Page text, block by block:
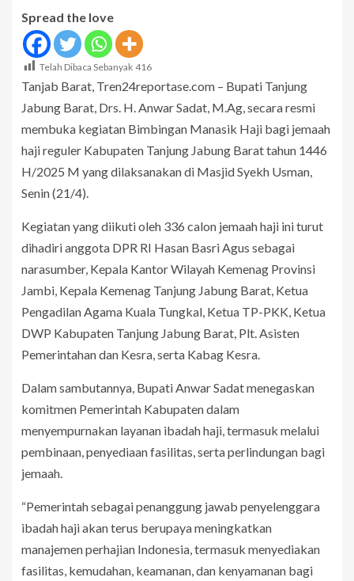
Spread the love
Telah Dibaca Sebanyak 416
Tanjab Barat, Tren24reportase.com – Bupati Tanjung
Jabung Barat, Drs. H. Anwar Sadat, M.Ag, secara resmi
membuka kegiatan Bimbingan Manasik Haji bagi jemaah
haji reguler Kabupaten Tanjung Jabung Barat tahun 1446
H/2025 M yang dilaksanakan di Masjid Syekh Usman,
Senin (21/4).
Kegiatan yang diikuti oleh 336 calon jemaah haji ini turut
dihadiri anggota DPR RI Hasan Basri Agus sebagai
narasumber, Kepala Kantor Wilayah Kemenag Provinsi
Jambi, Kepala Kemenag Tanjung Jabung Barat, Ketua
Pengadilan Agama Kuala Tungkal, Ketua TP-PKK, Ketua
DWP Kabupaten Tanjung Jabung Barat, Plt. Asisten
Pemerintahan dan Kesra, serta Kabag Kesra.
Dalam sambutannya, Bupati Anwar Sadat menegaskan
komitmen Pemerintah Kabupaten dalam
menyempurnakan layanan ibadah haji, termasuk melalui
pembinaan, penyediaan fasilitas, serta perlindungan bagi
jemaah.
“Pemerintah sebagai penanggung jawab penyelenggara
ibadah haji akan terus berupaya meningkatkan
manajemen perhajian Indonesia, termasuk menyediakan
fasilitas, kemudahan, keamanan, dan kenyamanan bagi